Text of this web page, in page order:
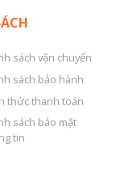
sách vận chuyển
sách bảo hành
thức thanh toán
sách bảo mật
tin